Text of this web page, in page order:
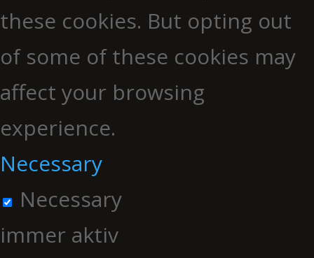
these cookies. But opting out
of some of these cookies may
affect your browsing
experience.
Necessary
Necessary
immer aktiv